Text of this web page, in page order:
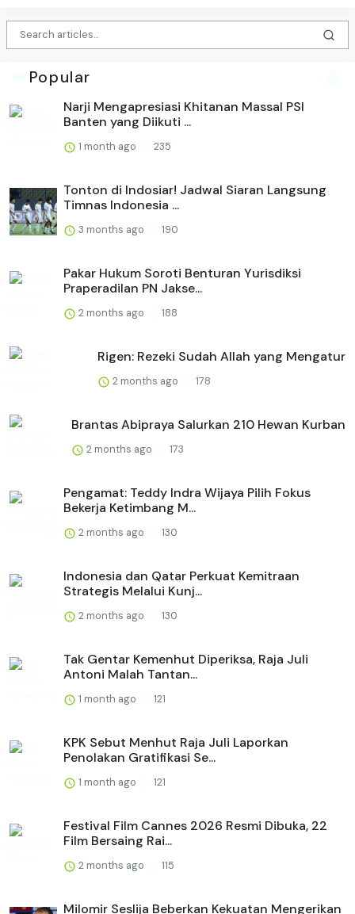
Popular
Narji Mengapresiasi Khitanan Massal PSI
Banten yang Diikuti ...
1 month ago 235
Tonton di Indosiar! Jadwal Siaran Langsung
Timnas Indonesia ...
3 months ago 190
Pakar Hukum Soroti Benturan Yurisdiksi
Praperadilan PN Jakse...
2 months ago 188
Rigen: Rezeki Sudah Allah yang Mengatur
2 months ago 178
Brantas Abipraya Salurkan 210 Hewan Kurban
2 months ago 173
Pengamat: Teddy Indra Wijaya Pilih Fokus
Bekerja Ketimbang M...
2 months ago 130
Indonesia dan Qatar Perkuat Kemitraan
Strategis Melalui Kunj...
2 months ago 130
Tak Gentar Kemenhut Diperiksa, Raja Juli
Antoni Malah Tantan...
1 month ago 121
KPK Sebut Menhut Raja Juli Laporkan
Penolakan Gratifikasi Se...
1 month ago 121
Festival Film Cannes 2026 Resmi Dibuka, 22
Film Bersaing Rai...
2 months ago 115
Milomir Seslija Beberkan Kekuatan Mengerikan